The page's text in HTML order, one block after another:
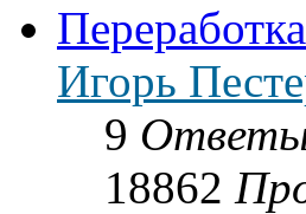
Игорь
9
18862